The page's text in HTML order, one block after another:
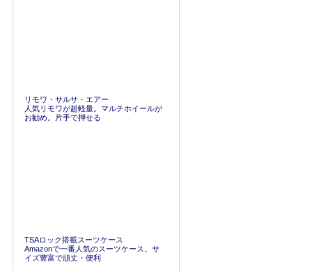
リモワ・サルサ・エアー
人気リモワが超軽量。マルチホイールが
お勧め。片手で押せる
TSAロック搭載スーツケース
Amazonで一番人気のスーツケース。サ
イズ豊富で頑丈・便利